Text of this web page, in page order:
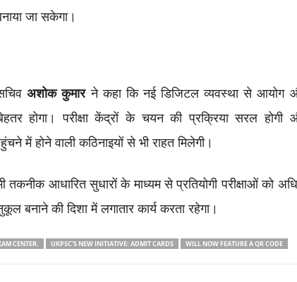
जा सकेगा।
अशोक कुमारने कहा कि नई डिजिटल व्यवस्था से आयोग
होगा। परीक्षा केंद्रों के चयन की प्रक्रिया सरल होगी
में होने वाली कठिनाइयों से भी राहत मिलेगी।
तकनीक आधारित सुधारों के माध्यम से प्रतियोगी परीक्षाओं को
बनाने की दिशा में लगातार कार्य करता रहेगा।
CENTER. UKPSC'S NEW INITIATIVE: ADMIT CARDS WILL NOW FEATURE A QR CODE